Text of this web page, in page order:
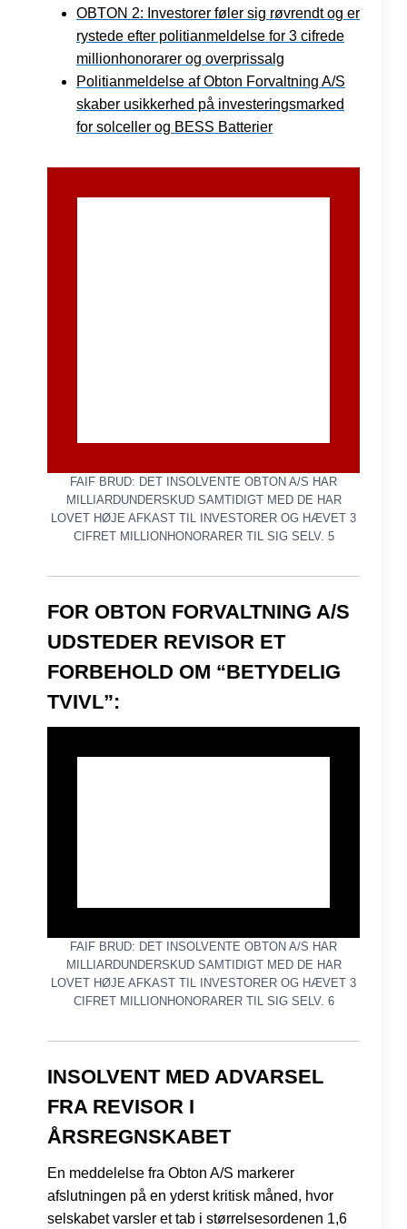
OBTON 2: Investorer føler sig røvrendt og er
rystede efter politianmeldelse for 3 cifrede
millionhonorarer og overprissalg
Politianmeldelse af Obton Forvaltning A/S
skaber usikkerhed på investeringsmarked
for solceller og BESS Batterier
FAIF BRUD: DET INSOLVENTE OBTON A/S HAR
MILLIARDUNDERSKUD SAMTIDIGT MED DE HAR
LOVET HØJE AFKAST TIL INVESTORER OG HÆVET 3
CIFRET MILLIONHONORARER TIL SIG SELV. 5
FOR OBTON FORVALTNING A/S
UDSTEDER REVISOR ET
FORBEHOLD OM “BETYDELIG
TVIVL”:
FAIF BRUD: DET INSOLVENTE OBTON A/S HAR
MILLIARDUNDERSKUD SAMTIDIGT MED DE HAR
LOVET HØJE AFKAST TIL INVESTORER OG HÆVET 3
CIFRET MILLIONHONORARER TIL SIG SELV. 6
INSOLVENT MED ADVARSEL
FRA REVISOR I
ÅRSREGNSKABET
En meddelelse fra Obton A/S markerer
afslutningen på en yderst kritisk måned, hvor
selskabet varsler et tab i størrelsesordenen 1,6